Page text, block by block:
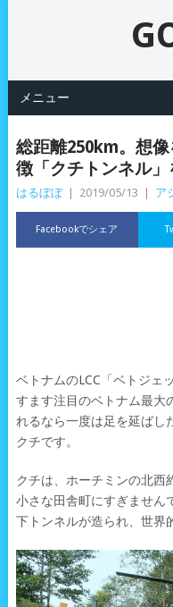
メニュー
総距離250km。想
徴「クチトンネル」
はるぼぼ 2019/05/13 ア
Facebookでシェア
ベトナムのLCC「ベトジェ
すます注目のベトナム最大
れるなら一度は足を延ばし
クチです。
クチは、ホーチミンの北西
小さな田舎町にすぎません
下トンネルが造られ、世界